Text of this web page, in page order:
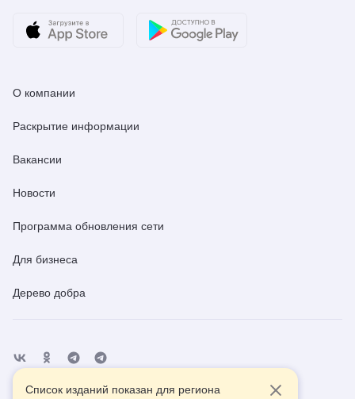
О компании
Раскрытие информации
Вакансии
Новости
Программа обновления сети
Для бизнеса
Дерево добра
Список изданий показан для региона